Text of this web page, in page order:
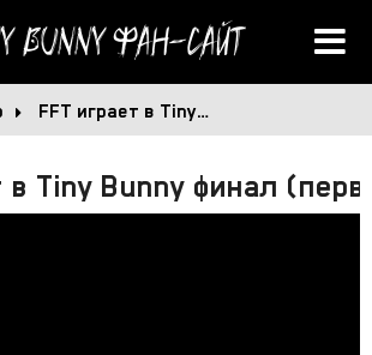
BunnyФан-сайт
FFT играет в Tiny…
в Tiny Bunny финал